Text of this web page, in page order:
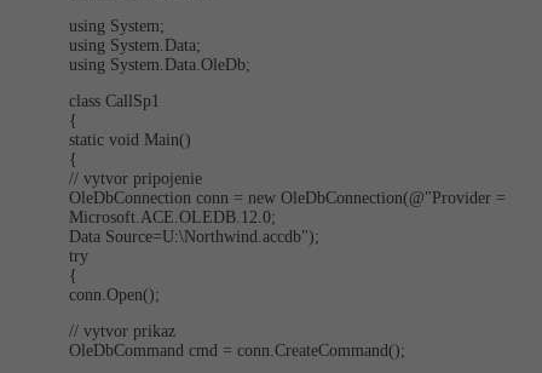
Sítě
Kybernetická bezpečnost
Elektronický podpis
Fórum
using System;
using System.Data;
using System.Data.OleDb;
class CallSp1
{
static void Main()
{
// vytvor pripojenie
OleDbConnection conn = new OleDbConnecti­on(@"Provider =
Microsoft.ACE­.OLEDB.12.0;
Data Source=U:\Nor­thwind.accdb");
try
{
conn.Open();
// vytvor prikaz
OleDbCommand cmd = conn.CreateCom­mand();